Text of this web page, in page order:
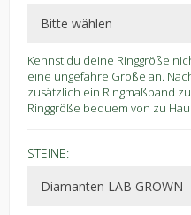
Kennst du deine Ringgröße
eine ungefähre Größe an.
zusätzlich ein Ringmaßband
Ringgröße bequem von zu
STEINE: